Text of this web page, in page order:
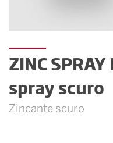
ZINC
spray scuro
Zincante scuro